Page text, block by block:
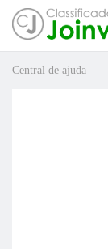
Central de ajuda